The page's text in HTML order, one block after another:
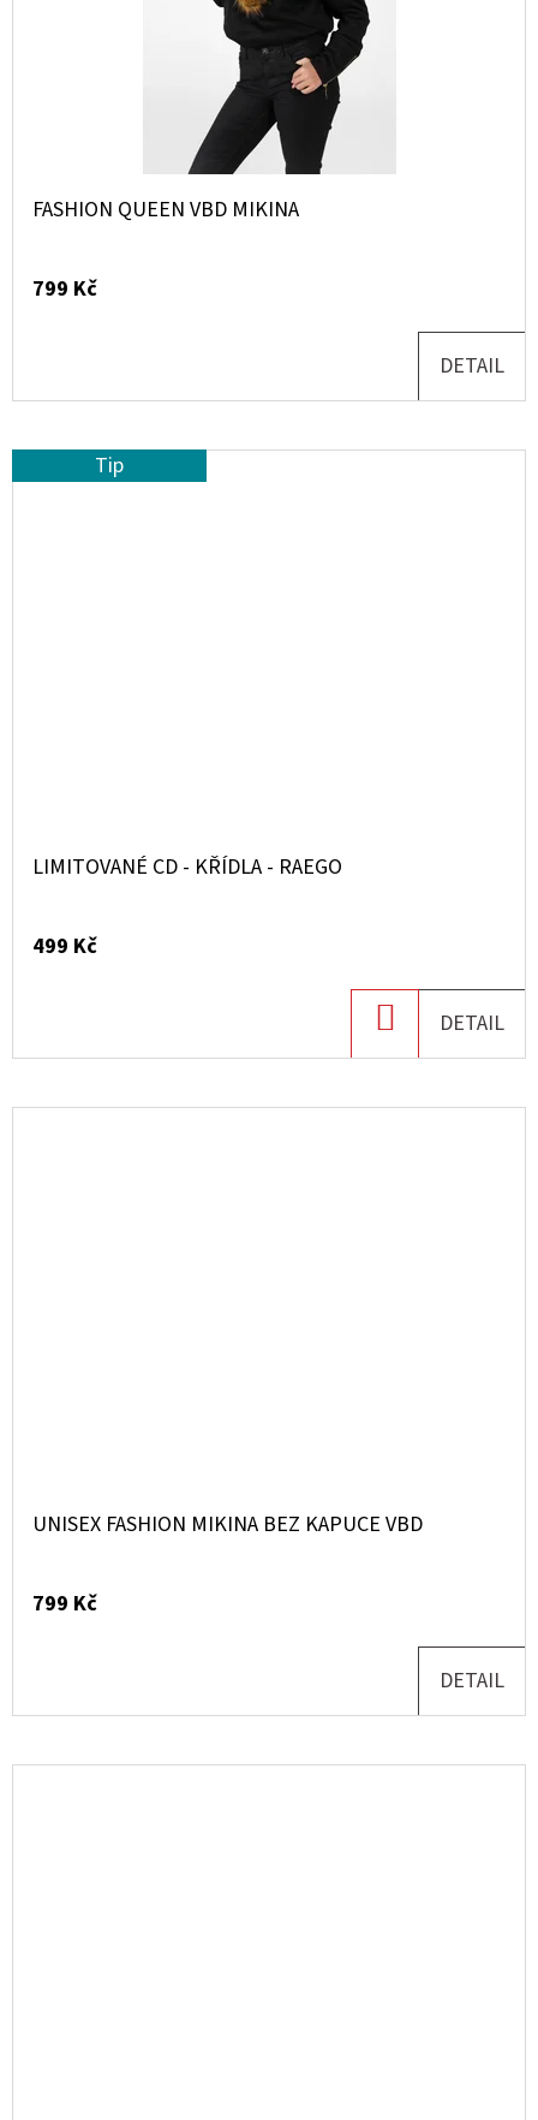
FASHION QUEEN VBD MIKINA
799 Kč
DETAIL
Tip
LIMITOVANÉ CD - KŘÍDLA - RAEGO
499 Kč
KOŠÍKU
DETAIL
UNISEX FASHION MIKINA BEZ KAPUCE VBD
799 Kč
DETAIL